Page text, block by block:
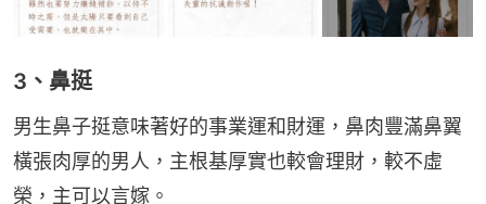
3、鼻挺
男生鼻子挺意味著好的事業運和財運，鼻肉豐滿鼻翼
橫張肉厚的男人，主根基厚實也較會理財，較不虛
榮，主可以言嫁。